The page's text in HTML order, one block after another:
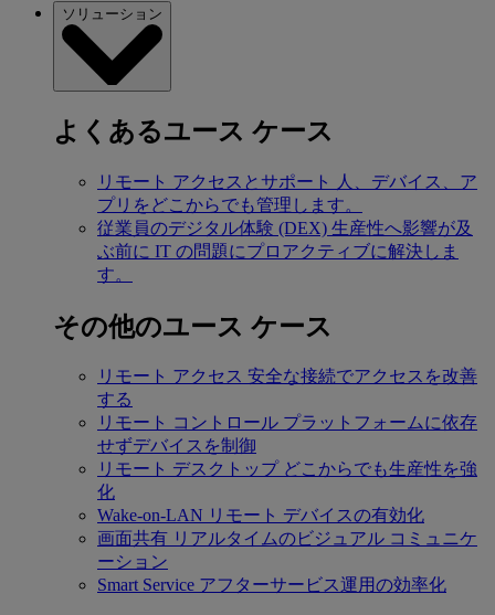
ソリューション
よくあるユース ケース
リモート アクセスとサポート
人、デバイス、ア
プリをどこからでも管理します。
従業員のデジタル体験 (DEX) 生産性へ影響が及
ぶ前に IT の問題にプロアクティブに解決しま
す。
その他のユース ケース
リモート アクセス 安全な接続でアクセスを改善
する
リモート コントロール プラットフォームに依存
せずデバイスを制御
リモート デスクトップ どこからでも生産性を強
化
Wake-on-LAN リモート デバイスの有効化
画面共有 リアルタイムのビジュアル コミュニケ
ーション
Smart Service アフターサービス運用の効率化